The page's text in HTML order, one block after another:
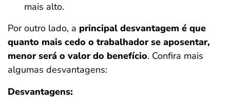
mais alto.
Por outro lado, a principal desvantagem é que
quanto mais cedo o trabalhador se aposentar,
menor será o valor do benefício. Confira mais
algumas desvantagens:
Desvantagens: